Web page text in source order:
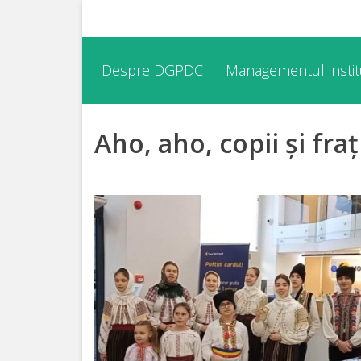
DGPDC
Informații
DGPDC
Subdiviziuni/Servicii
Structura
Strategia
Despre DGPDC Managementul
Aho, aho, copii și